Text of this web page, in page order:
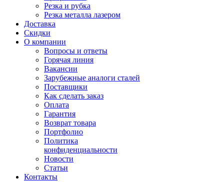
Резка и рубка
Резка металла лазером
Доставка
Скидки
О компании
Вопросы и ответы
Горячая линия
Вакансии
Зарубежные аналоги сталей
Поставщики
Как сделать заказ
Оплата
Гарантия
Возврат товара
Портфолио
Политика
конфиденциальности
Новости
Статьи
Контакты